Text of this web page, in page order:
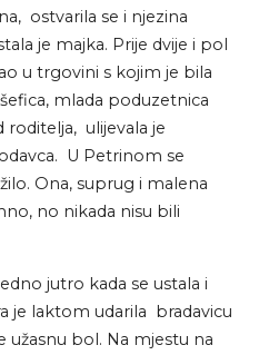
ostvarila se i njezina
je majka. Prije dvije i pol
u trgovini s kojim je bila
mlada poduzetnica
roditelja, ulijevala je
U Petrinom se
Ona, suprug i malena
no nikada nisu bili
jutro kada se ustala i
je laktom udarila bradavicu
užasnu bol. Na mjestu na